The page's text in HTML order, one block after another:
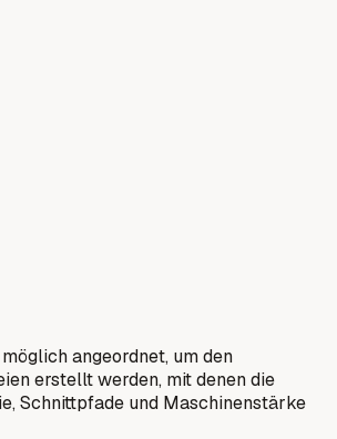
angeordnet, um den
erstellt werden, mit denen die
Schnittpfade und Maschinenstärke